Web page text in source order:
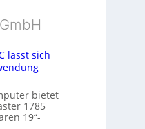
lässt sich
bietet
1785
19“-